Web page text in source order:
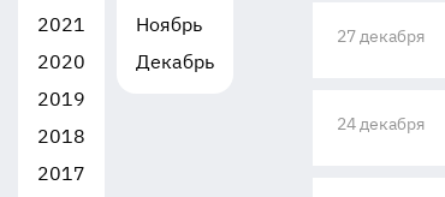
2021
2020
2019
2018
2017
Ноябрь
Декабрь
27 декабря
24 декабря